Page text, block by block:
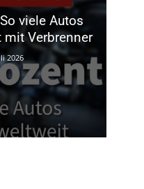
viele Autos
Verbrenner
2026